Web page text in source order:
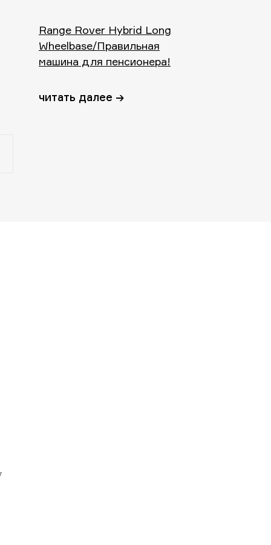
Range Rover Hybrid Long
Wheelbase/Правильная
машина для пенсионера!
читать далее →